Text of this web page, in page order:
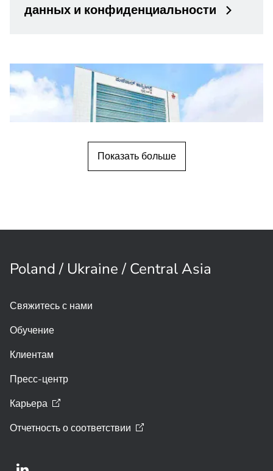
данных и конфиденциальности
безопасности —основа стратегии
клиники Manipal Hospital
Показать больше
Poland / Ukraine / Central Asia
Свяжитесь с нами
Обучение
Клиентам
Пресс-центр
Карьера
Отчетность осоответствии